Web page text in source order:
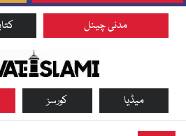
مدنی چینل
کورسز میڈیا